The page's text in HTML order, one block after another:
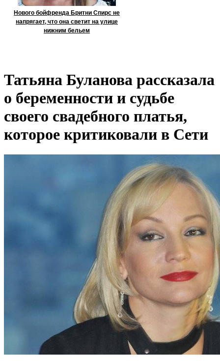
Нового бойфренда Бритни Спирс не
напрягает, что она светит на улице
нижним бельем
Татьяна Буланова рассказала
о беременности и судьбе
своего свадебного платья,
которое критиковали в Сети